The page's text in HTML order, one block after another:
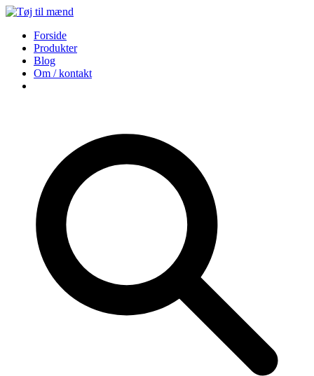
Forside
Produkter
Blog
Om / kontakt